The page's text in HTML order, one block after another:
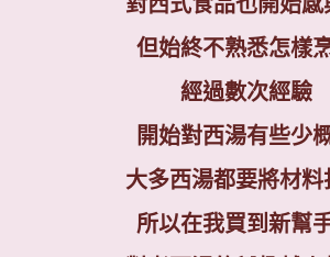
但始終不熟悉怎樣
經過數次經驗
開始對西湯有些少
大多西湯都要將材料
所以在我買到新幫